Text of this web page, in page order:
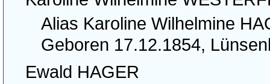
Alias Karoline Wilhelmine
Geboren 17.12.1854,
Ewald HAGER